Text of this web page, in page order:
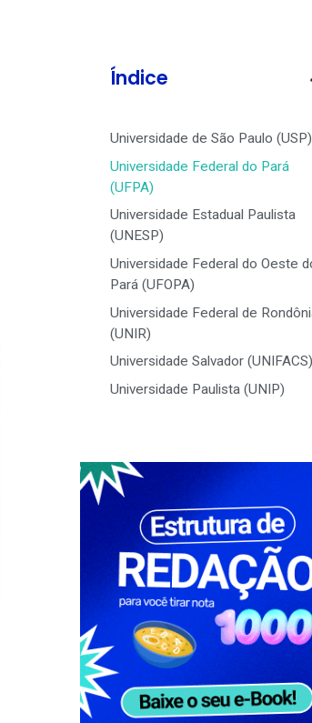
Índice
Universidade de São Paulo (USP)
Universidade Federal do Pará
(UFPA)
Universidade Estadual Paulista
(UNESP)
Universidade Federal do Oeste
Pará (UFOPA)
Universidade Federal de
(UNIR)
Universidade Salvador (UNIFACS)
Universidade Paulista (UNIP)